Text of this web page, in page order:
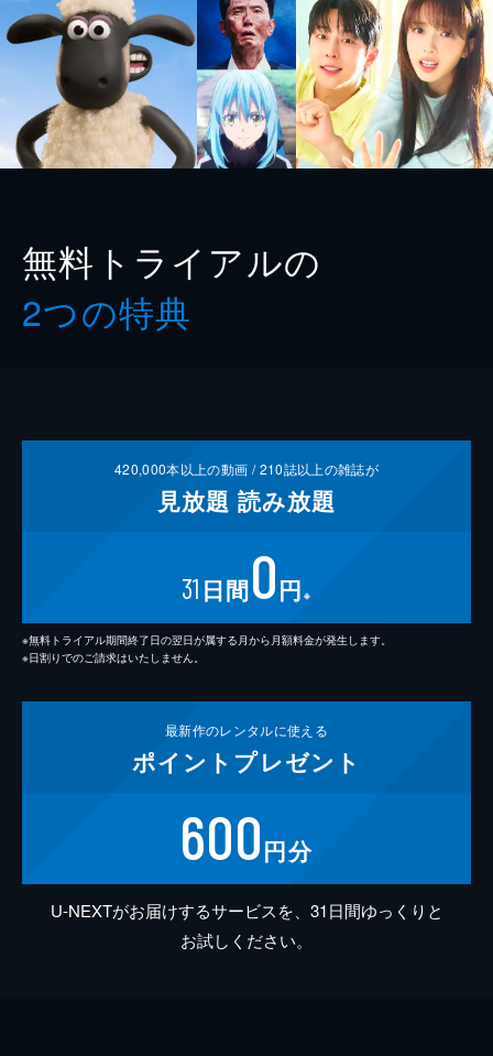
無料トライアルの
2つの特典
420,000本以上の動画 /210誌以上の雑誌が
見放題 読み放題
31 日間0円 ※
※無料トライアル期間終了日の翌日が属する月から月額料金が発生します。
※日割りでのご請求はいたしません。
最新作のレンタルに使える
ポイント プレゼント
600円分
U-NEXTがお届けするサービスを、31日間ゆっくりと
お試しください。